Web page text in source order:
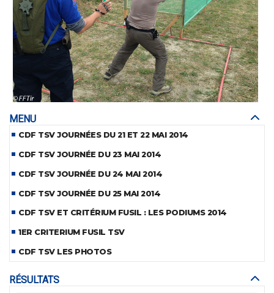
MENU
CDF TSV JOURNÉES DU 21 ET 22 MAI 2014
CDF TSV JOURNÉE DU 23 MAI 2014
CDF TSV JOURNÉE DU 24 MAI 2014
CDF TSV JOURNÉE DU 25 MAI 2014
CDF TSV ET CRITÉRIUM FUSIL : LES PODIUMS 2014
1ER CRITERIUM FUSIL TSV
CDF TSV LES PHOTOS
RÉSULTATS